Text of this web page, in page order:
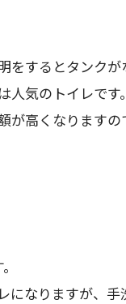
するとタンクが
気のトイレです。
が高くなります
になりますが、